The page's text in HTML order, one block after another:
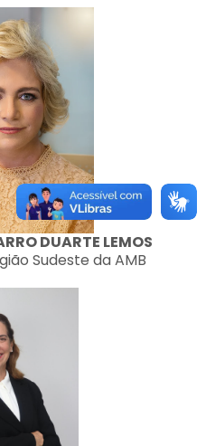
DUARTE LEMOS
Sudeste da AMB